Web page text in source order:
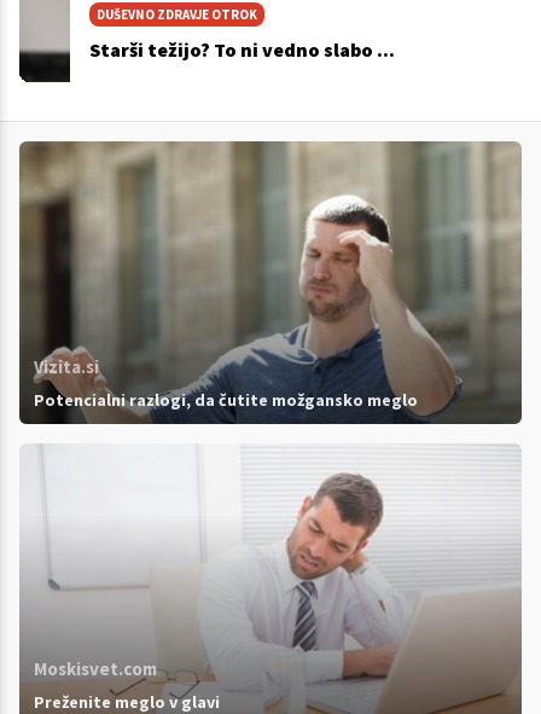
DUŠEVNO ZDRAVJE OTROK
Starši težijo? To ni vedno slabo ...
Vizita.si
Potencialni razlogi, da čutite možgansko meglo
Moskisvet.com
Preženite meglo v glavi